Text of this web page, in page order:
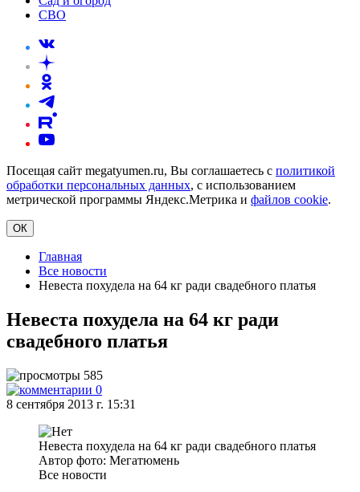
СВО
Посещая сайт megatyumen.ru, Вы соглашаетесь с политикой
обработки персональных данных, с использованием
метрической программы Яндекс.Метрика и файлов cookie.
ОК
Главная
Все новости
Невеста похудела на 64 кг ради свадебного платья
Невеста похудела на 64 кг ради
свадебного платья
585
0
8 сентября 2013 г. 15:31
Невеста похудела на 64 кг ради свадебного платья
Автор фото: Мегатюмень
Все новости